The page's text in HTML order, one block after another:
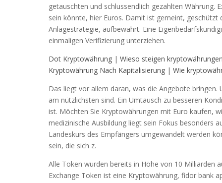
getauschten und schlussendlich gezahlten Währung.
sein könnte, hier Euros. Damit ist gemeint,
Anlagestrategie, aufbewahrt. Eine
einmaligen Verifizierung unterziehen.
Dot Kryptowährung | Wieso steigen
Kryptowährung Nach Kapitalisierung | Wie
Das liegt vor allem daran, was die Angebote
am nützlichsten sind. Ein Umtausch zu besseren
ist. Möchten Sie Kryptowährungen mit Euro kaufen,
medizinische Ausbildung liegt sein Fokus besonders
Landeskurs des Empfängers umgewandelt werden
sein, die sich z.
Alle Token wurden bereits in Höhe von 10 Milliarden
Exchange Token ist eine Kryptowährung, fidor bank